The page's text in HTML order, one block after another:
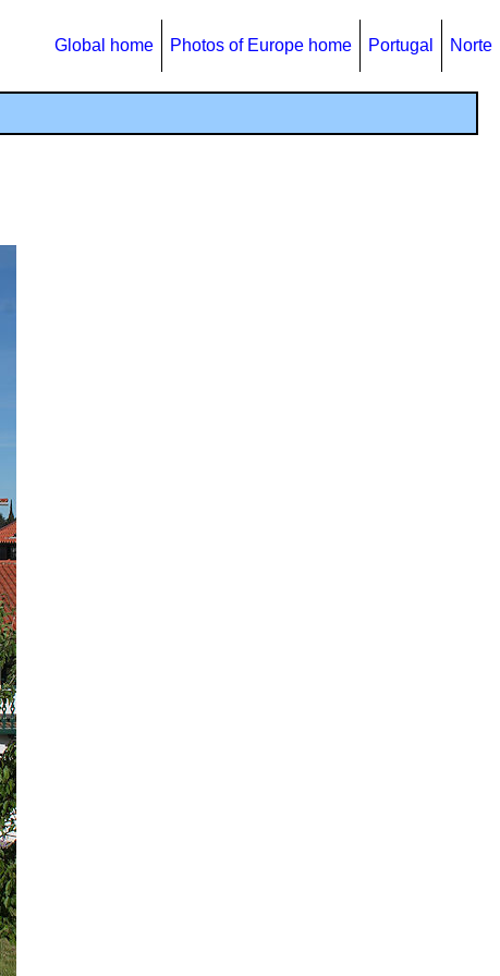
Global home Photos of Europe home Portugal Norte